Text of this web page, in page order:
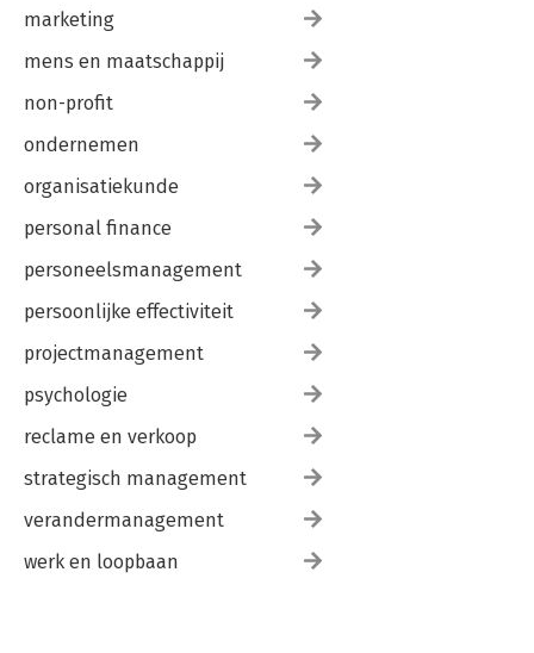
marketing
mens en maatschappij
non-profit
ondernemen
organisatiekunde
personal finance
personeelsmanagement
persoonlijke effectiviteit
projectmanagement
psychologie
reclame en verkoop
strategisch management
verandermanagement
werk en loopbaan